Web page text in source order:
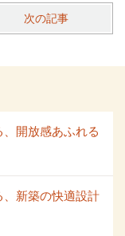
次の記事
開放感あふれる
、新築の快適設計